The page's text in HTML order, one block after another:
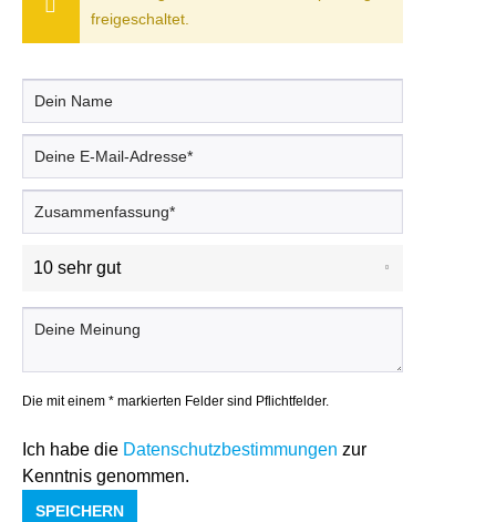
freigeschaltet.
Die mit einem * markierten Felder sind Pflichtfelder.
Ich habe die Datenschutzbestimmungen zur
Kenntnis genommen.
SPEICHERN